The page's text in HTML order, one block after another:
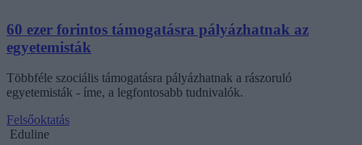
60 ezer forintos támogatásra pályázhatnak az
egyetemisták
Többféle szociális támogatásra pályázhatnak a rászoruló
egyetemisták - íme, a legfontosabb tudnivalók.
Felsőoktatás
Eduline